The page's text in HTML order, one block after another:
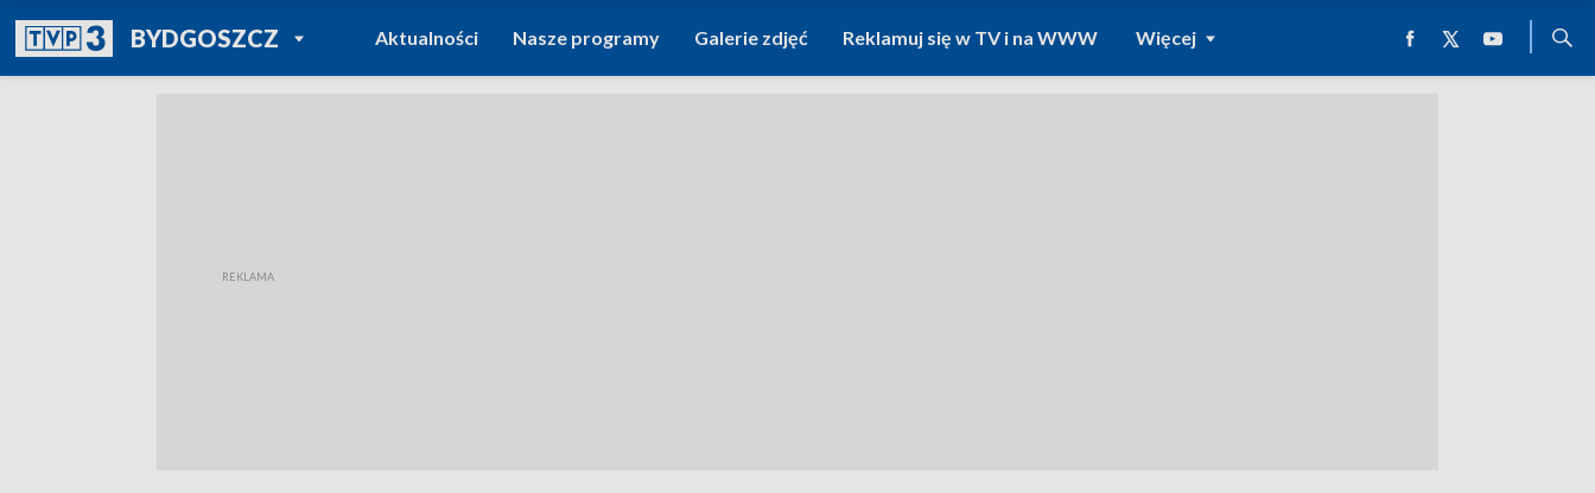
BYDGOSZCZPOWRÓT DO
TVP REGIONY
Aktualności Nasze programy Galerie zdjęć Reklamuj się w TV i na WWW Więcej